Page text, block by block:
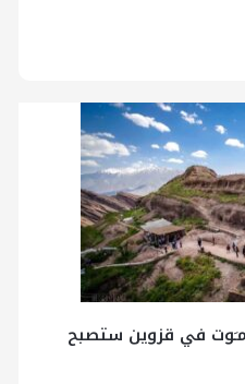
في قزوين ستصبح